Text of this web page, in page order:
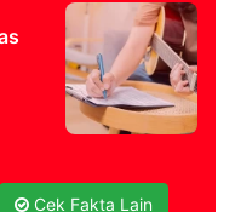
Cek Fakta Lain